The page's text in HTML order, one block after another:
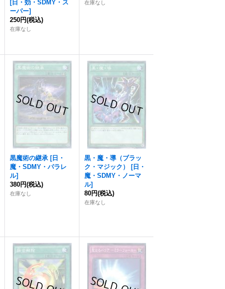
[日・効・SDMY・ス
ーパー]
250円(税込)
在庫なし
在庫なし
黒魔術の継承 [日・
魔・SDMY・パラレ
ル]
380円(税込)
在庫なし
黒・魔・導（ブラッ
ク・マジック）
[日・
魔・SDMY・ノーマ
ル]
80円(税込)
在庫なし